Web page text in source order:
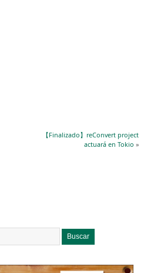
【Finalizado】reConvert project
actuará en Tokio »